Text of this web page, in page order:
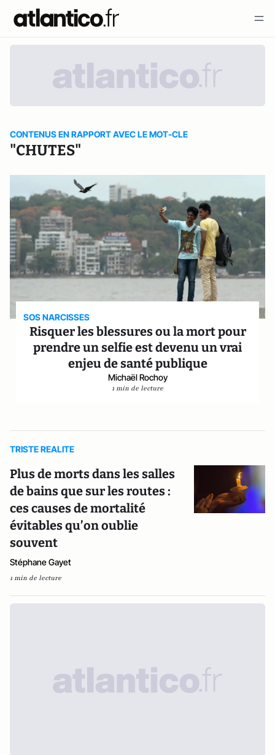
CONTENUS EN RAPPORT AVEC LE MOT-CLE
"CHUTES"
SOS NARCISSES
Risquer les blessures ou la mort pour
prendre un selfie est devenu un vrai
enjeu de santé publique
Michaël Rochoy
1 min de lecture
TRISTE REALITE
Plus de morts dans les salles
de bains que sur les routes :
ces causes de mortalité
évitables qu’on oublie
souvent
Stéphane Gayet
1 min de lecture